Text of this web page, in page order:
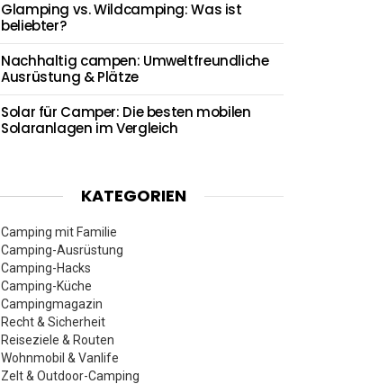
Glamping vs. Wildcamping: Was ist
beliebter?
Nachhaltig campen: Umweltfreundliche
Ausrüstung & Plätze
Solar für Camper: Die besten mobilen
Solaranlagen im Vergleich
KATEGORIEN
Camping mit Familie
Camping-Ausrüstung
Camping-Hacks
Camping-Küche
Campingmagazin
Recht & Sicherheit
Reiseziele & Routen
Wohnmobil & Vanlife
Zelt & Outdoor-Camping